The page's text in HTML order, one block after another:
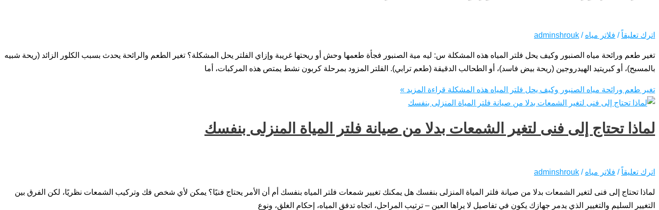
اترك تعليقاً / فلاتر مياه /
adminshrouk
تغير طعم ورائحة مياه الصنبور وكيف يحل فلتر المياه هذه المشكلة س: ليه مية الصنبور فجأة طعمها وحش أو ريحتها غريبة وإزاي الفلتر يحل المشكلة؟ تغير الطعم والرائحة يحدث بسبب الكلور الزائد (ريحة شبيه
بالمسبح)، أو كبريتيد الهيدروجين (ريحة بيض فاسد)، أو الطحالب الدقيقة (طعم ترابي). الفلتر المزود بمرحلة كربون نشط يمتص هذه المركبات، أما
تغير طعم ورائحة مياه الصنبور وكيف يحل فلتر المياه هذه المشكلة قراءة المزيد »
لماذا تحتاج إلى فنى لتغير الشمعات بدلا من صيانة فلتر المياة المنزلى بنفسك
اترك تعليقاً / فلاتر مياه /
adminshrouk
لماذا تحتاج إلى فنى لتغير الشمعات بدلا من صيانة فلتر المياة المنزلى بنفسك هل يمكنك تغيير شمعات فلتر المياه بنفسك أم أن الأمر يحتاج فنيًا؟ يمكن لأي شخص فك وتركيب الشمعات نظريًا، لكن الفرق بين
التغيير السليم والتغيير الذي يدمر جهازك يكون في تفاصيل لا يراها العين – ترتيب المراحل، اتجاه تدفق المياه، إحكام الغلق، ونوع